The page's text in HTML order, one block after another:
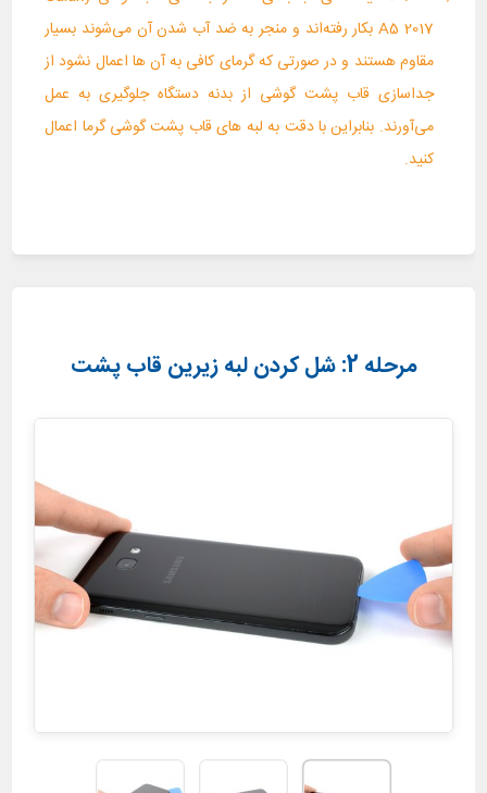
A5 2017 بکار رفته‌اند و منجر به ضد آب شدن آن می‌شوند بسیار
مقاوم هستند و در صورتی که گرمای کافی به آن ها اعمال نشود از
جداسازی قاب پشت گوشی از بدنه دستگاه جلوگیری به عمل
می‌آورند. بنابراین با دقت به لبه های قاب پشت گوشی گرما اعمال
کنید.
مرحله 2: شل کردن لبه زیرین قاب پشت